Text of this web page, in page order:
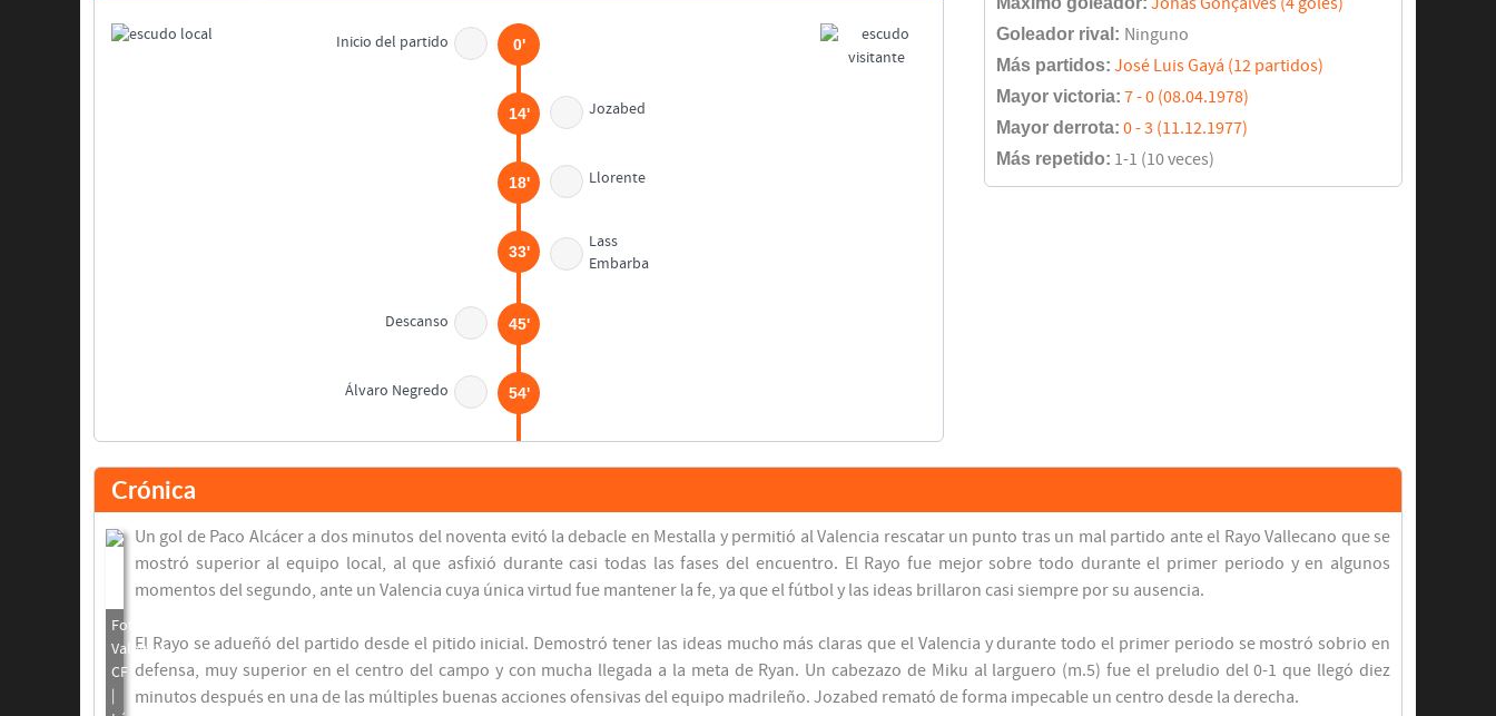
Inicio del partido 0'
Jozabed
14'
Llorente
18'
Lass
Embarba
33'
Descanso 45'
Álvaro Negredo 54'
60'
Álvaro Negredo
64'
Manucho
Miku
68'
Goleador rival: Ninguno
Más partidos: José Luis Gayá (12 partidos)
Mayor victoria: 7 - 0 (08.04.1978)
Mayor derrota: 0 - 3 (11.12.1977)
Más repetido: 1-1 (10 veces)
Crónica
Un gol de Paco Alcácer a dos minutos del noventa evitó la debacle en Mestalla y permitió al Valencia rescatar un punto tras un mal partido ante el Rayo Vallecano que se
mostró superior al equipo local, al que asfixió durante casi todas las fases del encuentro. El Rayo fue mejor sobre todo durante el primer periodo y en algunos
momentos del segundo, ante un Valencia cuya única virtud fue mantener la fe, ya que el fútbol y las ideas brillaron casi siempre por su ausencia.
El Rayo se adueñó del partido desde el pitido inicial. Demostró tener las ideas mucho más claras que el Valencia y durante todo el primer periodo se mostró sobrio en
defensa, muy superior en el centro del campo y con mucha llegada a la meta de Ryan. Un cabezazo de Miku al larguero (m.5) fue el preludio del 0-1 que llegó diez
minutos después en una de las múltiples buenas acciones ofensivas del equipo madrileño. Jozabed remató de forma impecable un centro desde la derecha.